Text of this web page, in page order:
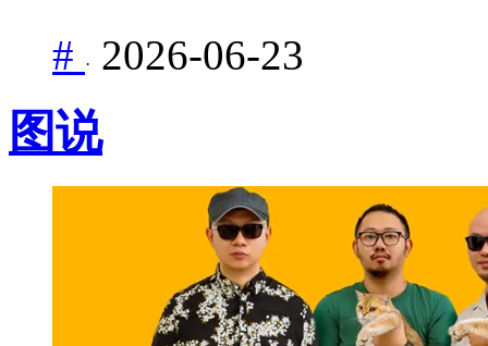
# · 2026-06-23
图说